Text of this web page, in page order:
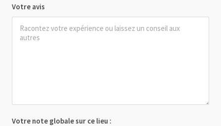
Votre avis
Votre note globale sur ce lieu :